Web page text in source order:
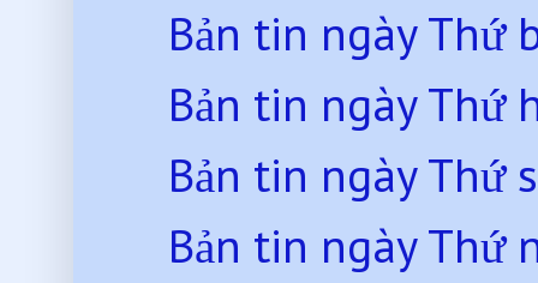
Bản tin ngày Thứ
Bản tin ngày Thứ
Bản tin ngày Thứ
Bản tin ngày Thứ